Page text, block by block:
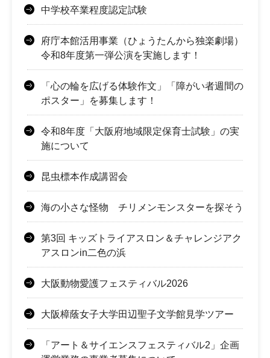
中学校卒業程度認定試験
府庁本館活用事業（ひょうたんから独楽劇場）
令和8年度第一弾公演を実施します！
「心の輪を広げる体験作文」「障がい者週間の
ポスター」を募集します！
令和8年度「大阪府地域限定保育士試験」の実
施について
昆虫標本作成講習会
海の小さな怪物 チリメンモンスターを探そう
第3回 キッズトライアスロン＆チャレンジアク
アスロンin二色の浜
大阪動物愛護フェスティバル2026
大阪樟蔭女子大学田辺聖子文学館見学ツアー
「アート＆サイエンスフェスティバル2」企画